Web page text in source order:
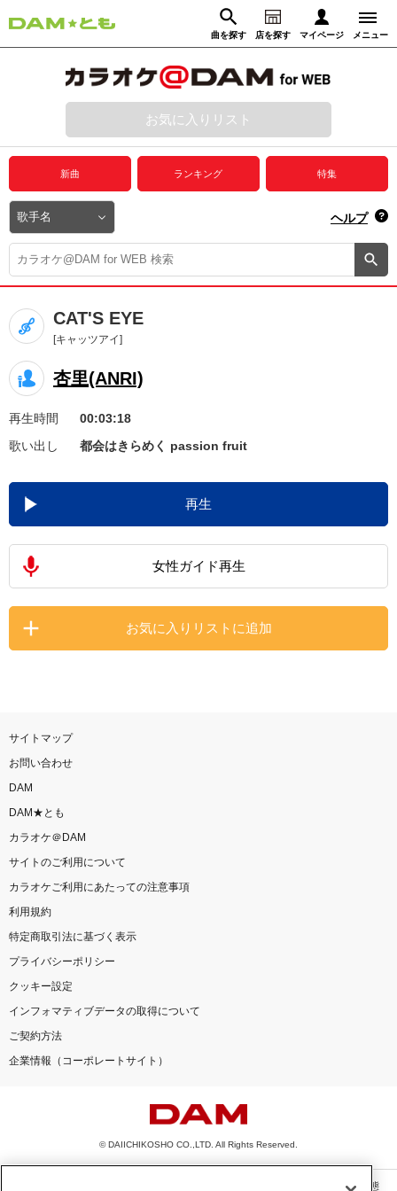
曲を探す 店を探す マイページ メニュー
動画からさがす 録音からさがす
ログイン
プレミアムサービス
DAM★とも動画
DAM★とも録音
カラオケ＠DAM
ユーザー検索
キャンペーン
お知らせ よくあるご質問
DAMの新曲・ランキングなど
カラオケ最新情報をチェック！
家族や友達と一緒に！練習にも！
お気に入りリスト
新曲 ランキング 特集
ヘルプ
CAT'S EYE
[キャッツアイ]
杏里(ANRI)
再生時間
00:03:18
歌い出し
都会はきらめく passion fruit
再生
女性ガイド再生
お気に入りリストに追加
サイトマップ
お問い合わせ
DAM
DAM★とも
カラオケ＠DAM
サイトのご利用について
カラオケご利用にあたっての注意事項
利用規約
特定商取引法に基づく表示
プライバシーポリシー
クッキー設定
インフォマティブデータの取得について
ご契約方法
企業情報（コーポレートサイト）
© DAIICHIKOSHO CO.,LTD. All Rights Reserved.
このサイトに掲載されている一切の文章・画像・写真・動画・音声等を、手段や形態